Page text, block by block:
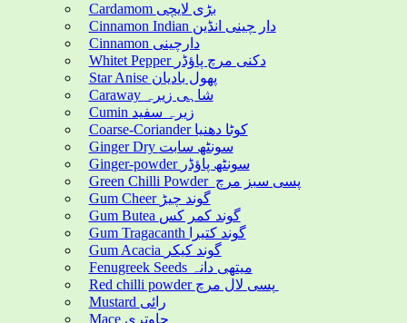
Cardamom بڑی لایچی
Cinnamon Indian دار چینی انڈین
Cinnamon دارچینی
Whitet Pepper دکنی مرچ پاؤڈر
Star Anise پھول بادیان
Caraway شاہی زیرہ
Cumin زیرہ سفید
Coarse-Coriander کوٹا دھنیا
Ginger Dry سونٹھ سابت
Ginger-powder سونٹھ پاؤڈر
Green Chilli Powder پسی سبز مرچ
Gum Cheer گوند چیڑ
Gum Butea گوند کمر کس
Gum Tragacanth گوند کتیرا
Gum Acacia گوند کیکر
Fenugreek Seeds میتھی دانہ
Mustard رائی
Mace جاوتری